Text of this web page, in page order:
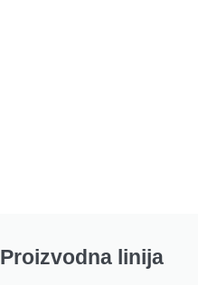
Proizvodna linija